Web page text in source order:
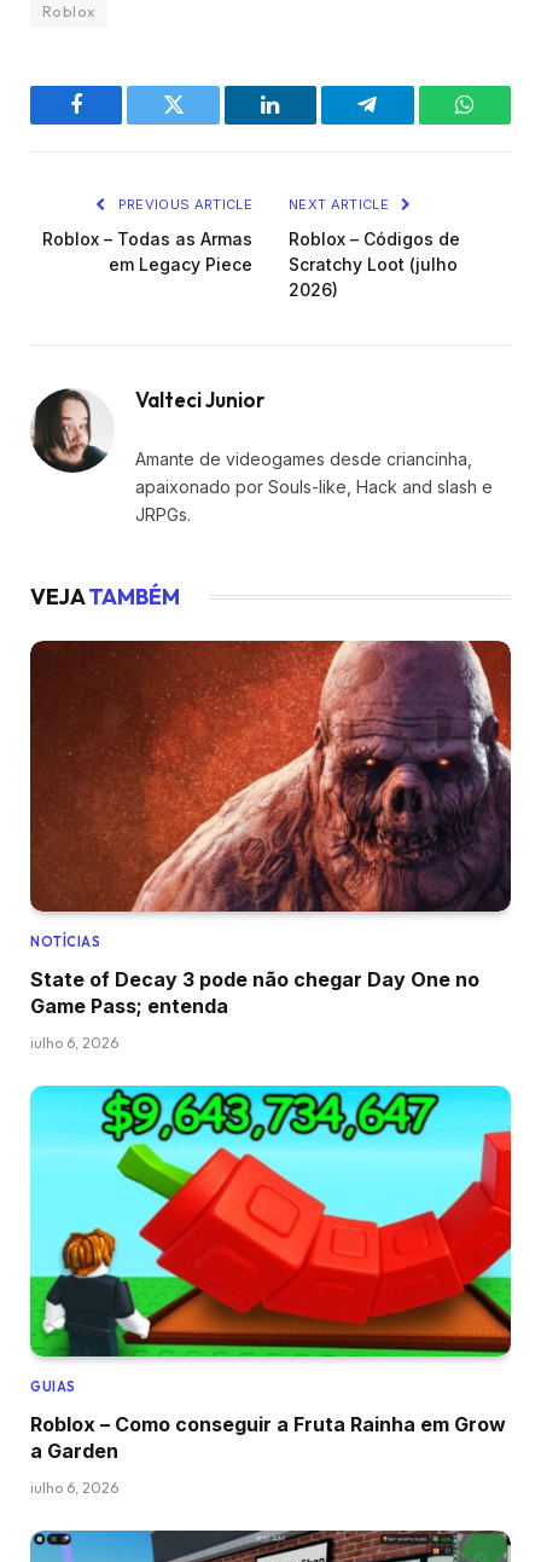
Roblox
Facebook Twitter LinkedIn Telegram
PREVIOUS ARTICLE
Roblox – Todas as Armas
em Legacy Piece
NEXT ARTICLE
Roblox – Códigos de
Scratchy Loot (julho
2026)
Valteci Junior
Amante de videogames desde criancinha,
apaixonado por Souls-like, Hack and slash e
JRPGs.
VEJATAMBÉM
NOTÍCIAS
State of Decay 3 pode não chegar Day One no
Game Pass; entenda
julho 6, 2026
GUIAS
Roblox – Como conseguir a Fruta Rainha em Grow
a Garden
julho 6, 2026